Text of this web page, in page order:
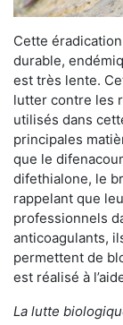
Cette
durable,
est très lente.
lutter contre les
utilisés dans
principales
que le
difethialone, le
rappelant que
professionnels
anticoagulants,
permettent de
est réalisé à
La lutte